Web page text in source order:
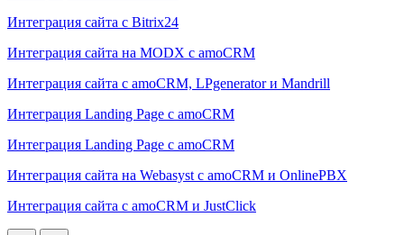
Интеграция сайта с Bitrix24
Интеграция сайта на MODX с amoCRM
Интеграция сайта с amoCRM, LPgenerator и Mandrill
Интеграция Landing Page с amoCRM
Интеграция Landing Page с amoCRM
Интеграция сайта на Webasyst с amoCRM и OnlinePBX
Интеграция сайта с amoCRM и JustClick